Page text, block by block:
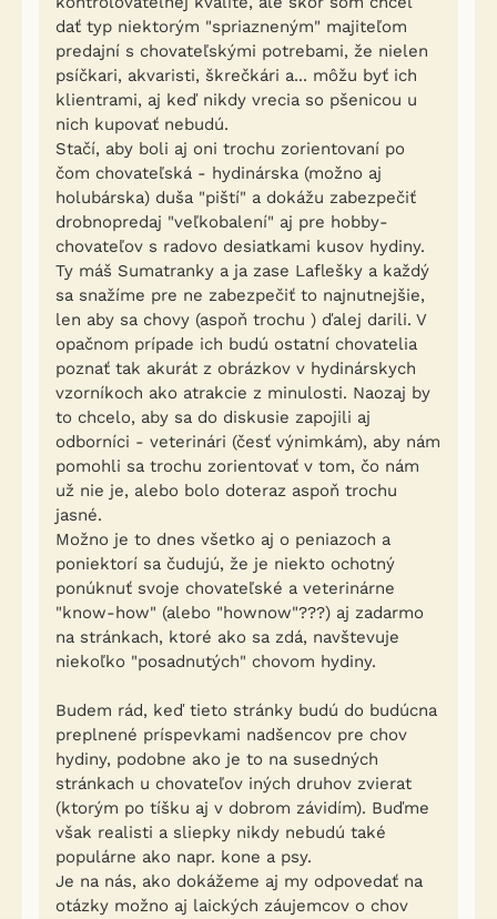
dať typ niektorým "spriazneným" majiteľom
predajní s chovateľskými potrebami, že nielen
psíčkari, akvaristi, škrečkári a... môžu byť ich
klientrami, aj keď nikdy vrecia so pšenicou u
nich kupovať nebudú.
Stačí, aby boli aj oni trochu zorientovaní po
čom chovateľská - hydinárska (možno aj
holubárska) duša "piští" a dokážu zabezpečiť
drobnopredaj "veľkobalení" aj pre hobby-
chovateľov s radovo desiatkami kusov hydiny.
Ty máš Sumatranky a ja zase Laflešky a každý
sa snažíme pre ne zabezpečiť to najnutnejšie,
len aby sa chovy (aspoň trochu ) ďalej darili. V
opačnom prípade ich budú ostatní chovatelia
poznať tak akurát z obrázkov v hydinárskych
vzorníkoch ako atrakcie z minulosti. Naozaj by
to chcelo, aby sa do diskusie zapojili aj
odborníci - veterinári (česť výnimkám), aby nám
pomohli sa trochu zorientovať v tom, čo nám
už nie je, alebo bolo doteraz aspoň trochu
jasné.
Možno je to dnes všetko aj o peniazoch a
poniektorí sa čudujú, že je niekto ochotný
ponúknuť svoje chovateľské a veterinárne
"know-how" (alebo "hownow"???) aj zadarmo
na stránkach, ktoré ako sa zdá, navštevuje
niekoľko "posadnutých" chovom hydiny.
Budem rád, keď tieto stránky budú do budúcna
preplnené príspevkami nadšencov pre chov
hydiny, podobne ako je to na susedných
stránkach u chovateľov iných druhov zvierat
(ktorým po tíšku aj v dobrom závidím). Buďme
však realisti a sliepky nikdy nebudú také
populárne ako napr. kone a psy.
Je na nás, ako dokážeme aj my odpovedať na
otázky možno aj laických záujemcov o chov